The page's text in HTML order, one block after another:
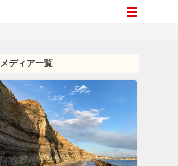
メディア一覧